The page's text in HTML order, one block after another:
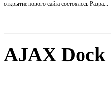
открытие нового сайта состоялось Разра...
AJAX